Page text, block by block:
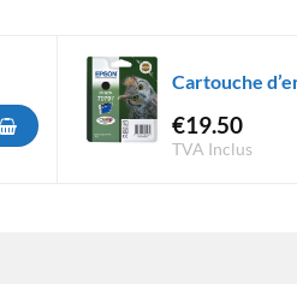
d'encre Epson T1281 Noir
Cartouche
€19.50
TVA Inclus